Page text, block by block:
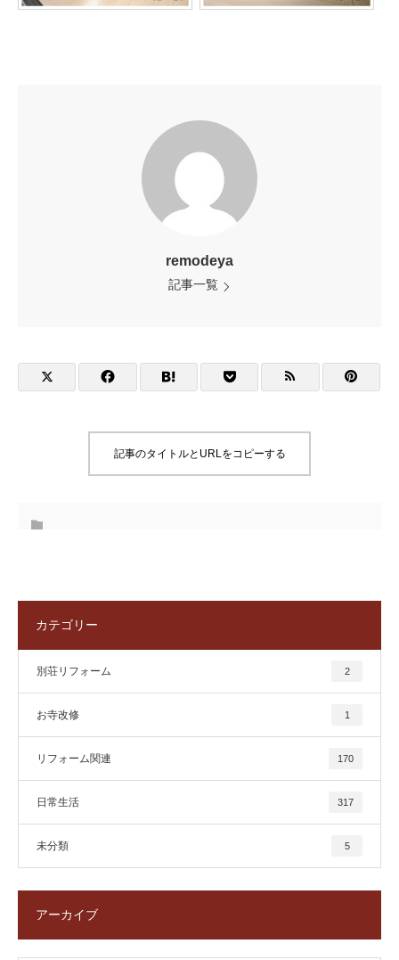
remodeya
記事一覧
記事のタイトルとURLをコピーする
カテゴリー
別荘リフォーム 2
お寺改修 1
リフォーム関連 170
日常生活 317
未分類 5
アーカイブ